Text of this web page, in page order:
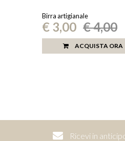
Birra artigianale
€ 3,00
Prezzo
listino
€ 4,00
ACQUISTA ORA
Ricevi in